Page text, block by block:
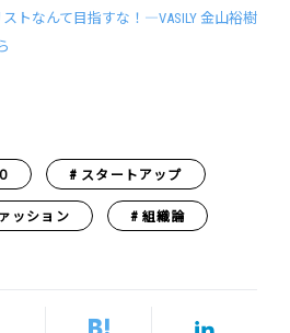
トなんて目指すな！―VASILY 金山裕樹
スタートアップ
ッション 組織論